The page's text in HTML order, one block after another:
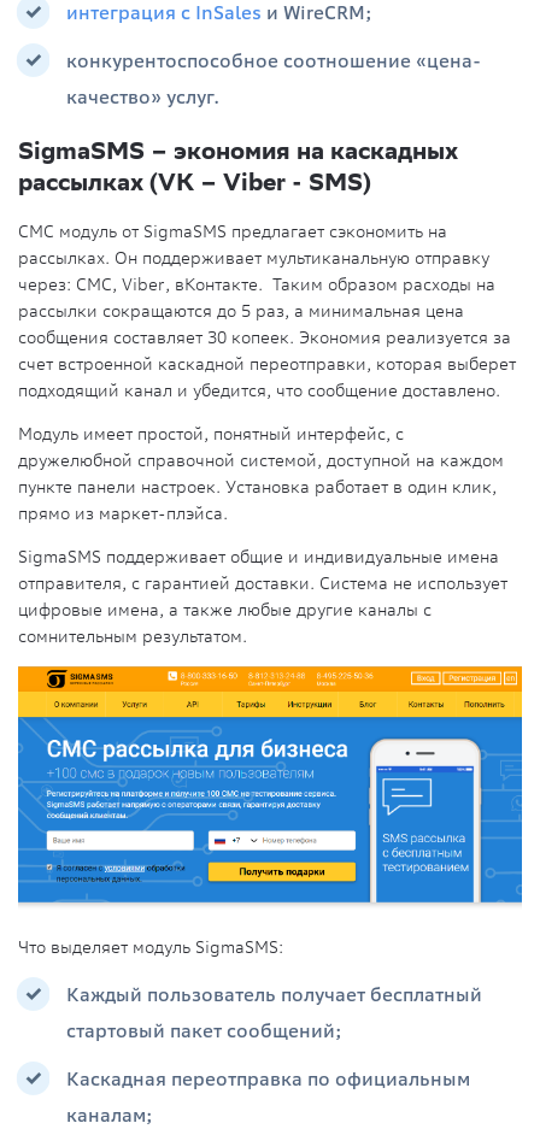
интеграция с InSales и WireCRM;
конкурентоспособное соотношение «цена-
качество» услуг.
SigmaSMS – экономия на каскадных
рассылках (VK – Viber - SMS)
СМС модуль от SigmaSMS предлагает сэкономить на
рассылках. Он поддерживает мультиканальную отправку
через: СМС, Viber, вКонтакте. Таким образом расходы на
рассылки сокращаются до 5 раз, а минимальная цена
сообщения составляет 30 копеек. Экономия реализуется за
счет встроенной каскадной переотправки, которая выберет
подходящий канал и убедится, что сообщение доставлено.
Модуль имеет простой, понятный интерфейс, с
дружелюбной справочной системой, доступной на каждом
пункте панели настроек. Установка работает в один клик,
прямо из маркет-плэйса.
SigmaSMS поддерживает общие и индивидуальные имена
отправителя, с гарантией доставки. Система не использует
цифровые имена, а также любые другие каналы с
сомнительным результатом.
Что выделяет модуль SigmaSMS:
Каждый пользователь получает бесплатный
стартовый пакет сообщений;
Каскадная переотправка по официальным
каналам;